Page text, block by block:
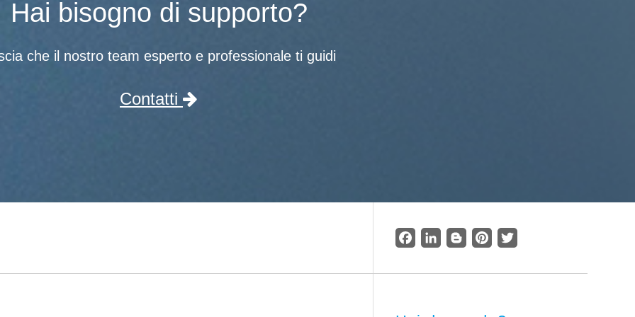
Hai bisogno di supporto?
che il nostro team esperto e professionale ti guidi
Contatti
Facebook
LinkedInBloggerPinterestTwitter